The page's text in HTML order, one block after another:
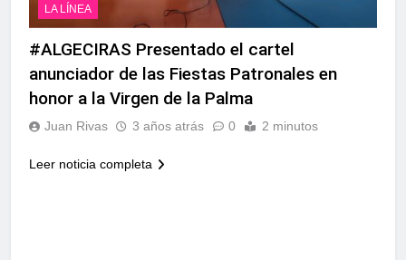
LA LÍNEA
#ALGECIRAS Presentado el cartel
anunciador de las Fiestas Patronales en
honor a la Virgen de la Palma
Juan Rivas 3 años atrás 0 2 minutos
Leer noticia completa